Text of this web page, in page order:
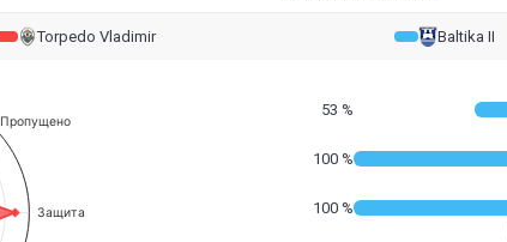
Torpedo Vladimir
Пропущено
Защита
Baltika II
53 %
100 %
100 %